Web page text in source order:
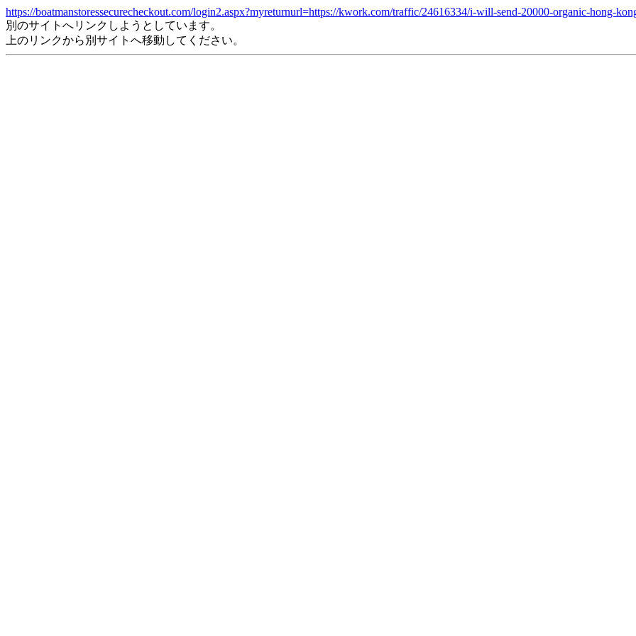
https://boatmanstoressecurecheckout.com/login2.aspx?myreturnurl=https://kwork.com/traffic/24616334/i-will-send-20000-organic-hong-
別のサイトへリンクしようとしています。
上のリンクから別サイトへ移動してください。